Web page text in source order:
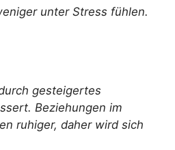
unter Stress fühlen.
gesteigertes
Beziehungen im
ruhiger, daher wird sich